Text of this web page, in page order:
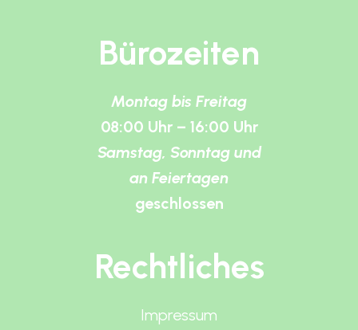
Bürozeiten
Montag bis Freitag
08:00 Uhr – 16:00 Uhr
Samstag, Sonntag und
an Feiertagen
geschlossen
Rechtliches
Impressum